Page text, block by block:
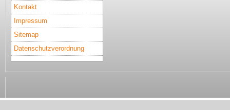
Kontakt
Impressum
Sitemap
Datenschutzverordnung